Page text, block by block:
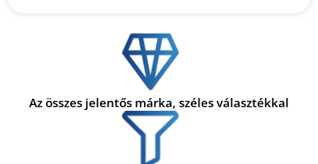
Az összes jelentős márka, széles választékkal